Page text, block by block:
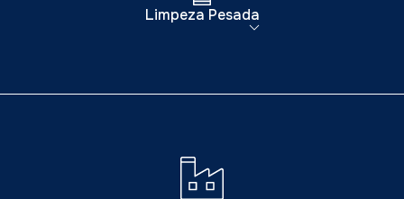
Limpeza Pesada